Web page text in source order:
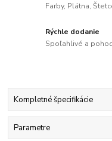
Farby, Plátna,
Rýchle dodanie
Spoľahlivé a
Kompletné špecifikácie
Parametre